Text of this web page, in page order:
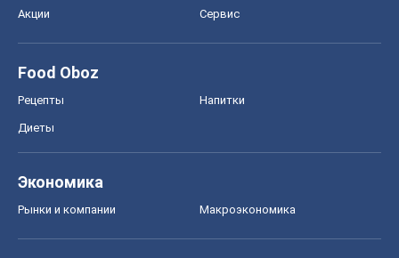
Акции Сервис
Food Oboz
Рецепты Напитки
Диеты
Экономика
Рынки и компании Mакроэкономика